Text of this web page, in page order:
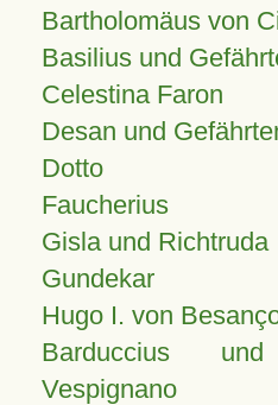
Bartholomäus von
Basilius und
Celestina Faron
Desan und
Dotto
Faucherius
Gisla und Richtruda
Gundekar
Hugo I. von
Barduccius
Vespignano